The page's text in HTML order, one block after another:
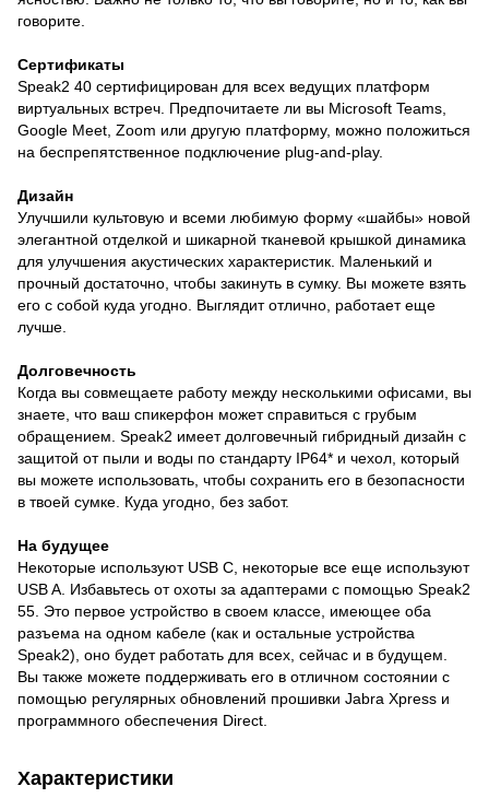
говорите.
Сертификаты
Speak2 40 сертифицирован для всех ведущих платформ
виртуальных встреч. Предпочитаете ли вы Microsoft Teams,
Google Meet, Zoom или другую платформу, можно положиться
на беспрепятственное подключение plug-and-play.
Дизайн
Улучшили культовую и всеми любимую форму «шайбы» новой
элегантной отделкой и шикарной тканевой крышкой динамика
для улучшения акустических характеристик. Маленький и
прочный достаточно, чтобы закинуть в сумку. Вы можете взять
его с собой куда угодно. Выглядит отлично, работает еще
лучше.
Долговечность
Когда вы совмещаете работу между несколькими офисами, вы
знаете, что ваш спикерфон может справиться с грубым
обращением. Speak2 имеет долговечный гибридный дизайн с
защитой от пыли и воды по стандарту IP64* и чехол, который
вы можете использовать, чтобы сохранить его в безопасности
в твоей сумке. Куда угодно, без забот.
На будущее
Некоторые используют USB C, некоторые все еще используют
USB A. Избавьтесь от охоты за адаптерами с помощью Speak2
55. Это первое устройство в своем классе, имеющее оба
разъема на одном кабеле (как и остальные устройства
Speak2), оно будет работать для всех, сейчас и в будущем.
Вы также можете поддерживать его в отличном состоянии с
помощью регулярных обновлений прошивки Jabra Xpress и
программного обеспечения Direct.
Характеристики